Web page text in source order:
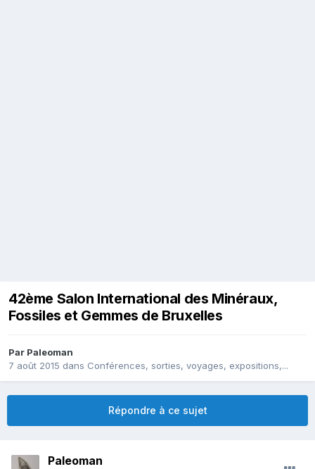
42ème Salon International des Minéraux,
Fossiles et Gemmes de Bruxelles
Par Paleoman
7 août 2015 dans Conférences, sorties, voyages, expositions,...
Répondre à ce sujet
Paleoman